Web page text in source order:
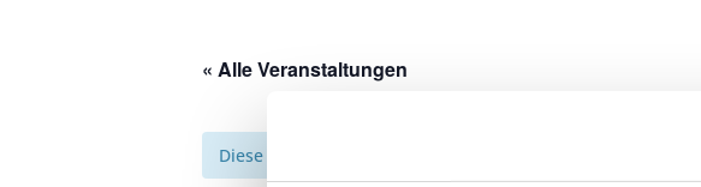
« Alle Veranstaltungen
Diese Veranstaltung hat bereits stattgefunden.